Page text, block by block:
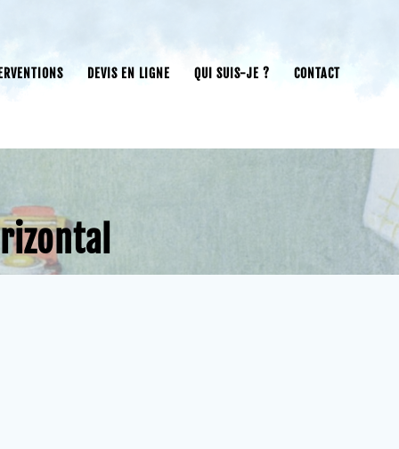
DEVIS EN LIGNE QUI SUIS-JE ? CONTACT